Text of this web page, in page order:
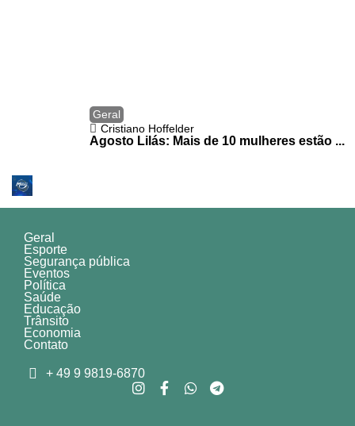
Geral
Cristiano Hoffelder
Agosto Lilás: Mais de 10 mulheres estão ...
Geral
Esporte
Segurança pública
Eventos
Política
Saúde
Educação
Trânsito
Economia
Contato
+ 49 9 9819-6870